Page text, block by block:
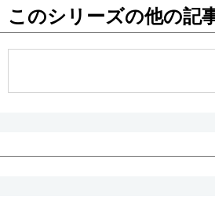
このシリーズの他の記